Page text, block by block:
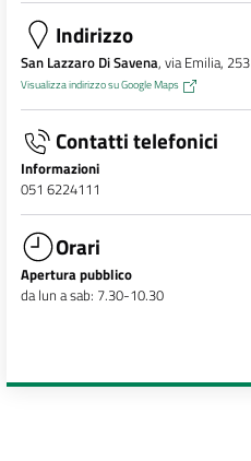
Indirizzo
San Lazzaro Di Savena, via Emilia, 253
Visualizza indirizzo su Google Maps
Contatti telefonici
Informazioni
051 6224111
Orari
Apertura pubblico
da lun a sab: 7.30-10.30